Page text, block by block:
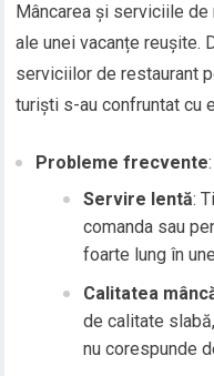
Mâncarea și serviciile
ale unei vacanțe reușite.
serviciilor de restaurant
turiști s-au confruntat cu
Probleme frecvente:
Servire lentă:
comanda sau
foarte lung în
Calitatea
de calitate
nu corespunde